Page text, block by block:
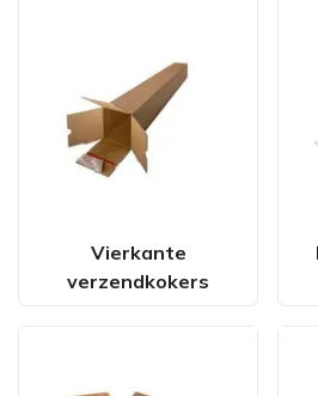
Vierkante
verzendkokers